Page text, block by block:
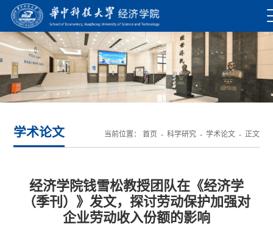
学术论文 当前位置： 首页 - 科学研究- 学术论文- 正文
经济学院钱雪松教授团队在《经济学
（季刊）》发文，探讨劳动保护加强对
企业劳动收入份额的影响